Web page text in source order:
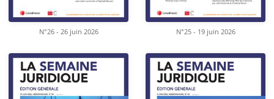
N°26 - 26 juin 2026 N°25 - 19 juin 2026